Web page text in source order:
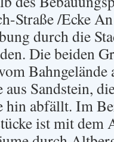
Straße /Ecke
durch die
Die beiden
Bahngelände
Sandstein,
hin abfällt. Im
ist mit dem